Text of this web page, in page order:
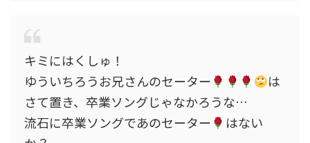
キミにはくしゅ！
ゆういちろうお兄さんのセーター
は
さて置き、卒業ソングじゃなかろうな…
流石に卒業ソングであのセーター
はない